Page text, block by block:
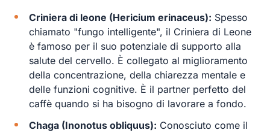
Criniera di leone (Hericium erinaceus): Spesso
chiamato "fungo intelligente", il Criniera di Leone
è famoso per il suo potenziale di supporto alla
salute del cervello. È collegato al miglioramento
della concentrazione, della chiarezza mentale e
delle funzioni cognitive. È il partner perfetto del
caffè quando si ha bisogno di lavorare a fondo.
Chaga (Inonotus obliquus): Conosciuto come il